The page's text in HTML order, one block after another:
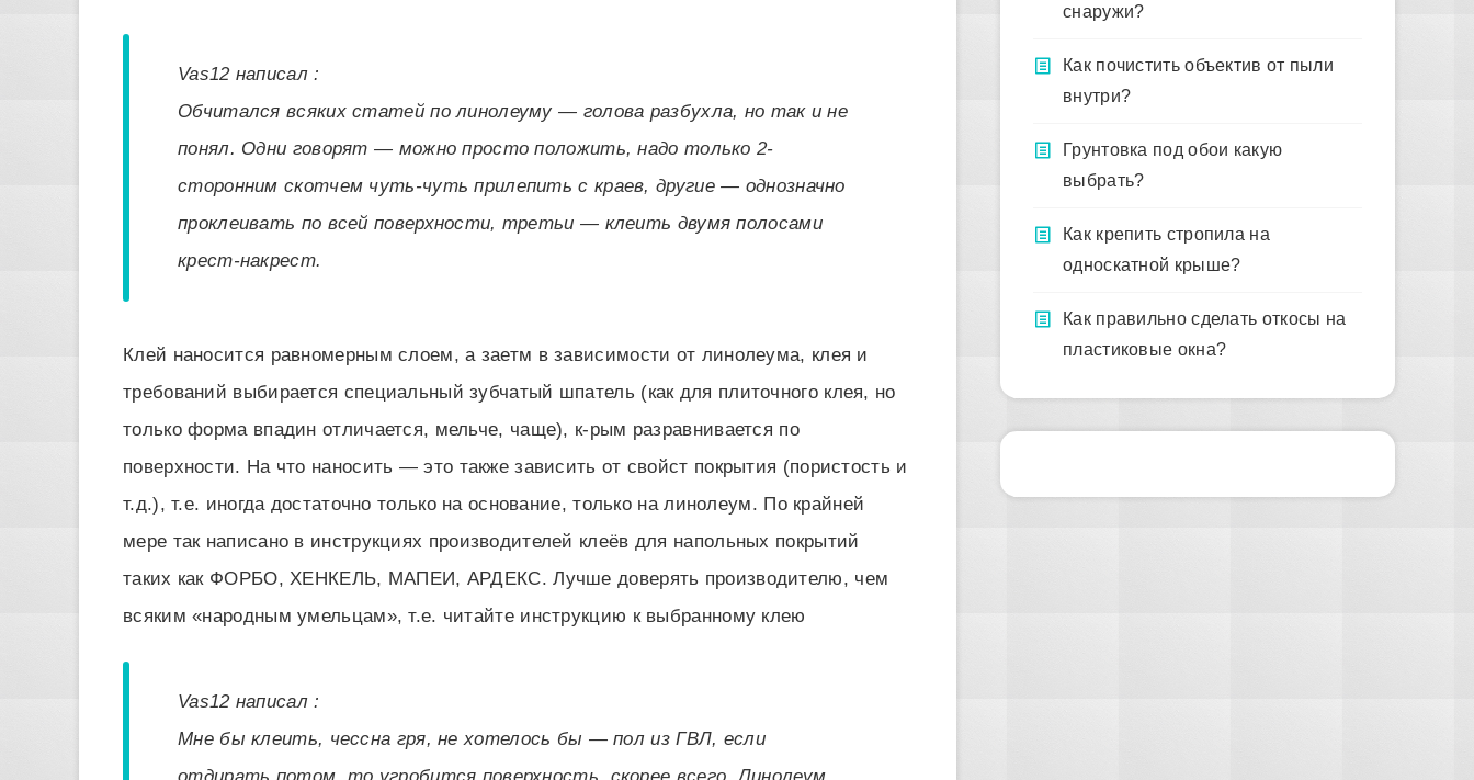
Vas12 написал :
Обчитался всяких статей по линолеуму — голова разбухла, но так и не
понял. Одни говорят — можно просто положить, надо только 2-
сторонним скотчем чуть-чуть прилепить с краев, другие — однозначно
проклеивать по всей поверхности, третьи — клеить двумя полосами
крест-накрест.
Клей наносится равномерным слоем, а заетм в зависимости от линолеума, клея и
требований выбирается специальный зубчатый шпатель (как для плиточного клея, но
только форма впадин отличается, мельче, чаще), к-рым разравнивается по
поверхности. На что наносить — это также зависить от свойст покрытия (пористость и
т.д.), т.е. иногда достаточно только на основание, только на линолеум. По крайней
мере так написано в инструкциях производителей клеёв для напольных покрытий
таких как ФОРБО, ХЕНКЕЛЬ, МАПЕИ, АРДЕКС. Лучше доверять производителю, чем
всяким «народным умельцам», т.е. читайте инструкцию к выбранному клею
Vas12 написал :
Мне бы клеить, чессна гря, не хотелось бы — пол из ГВЛ, если
снаружи?
Как почистить объектив от пыли
внутри?
Грунтовка под обои какую
выбрать?
Как крепить стропила на
односкатной крыше?
Как правильно сделать откосы на
пластиковые окна?